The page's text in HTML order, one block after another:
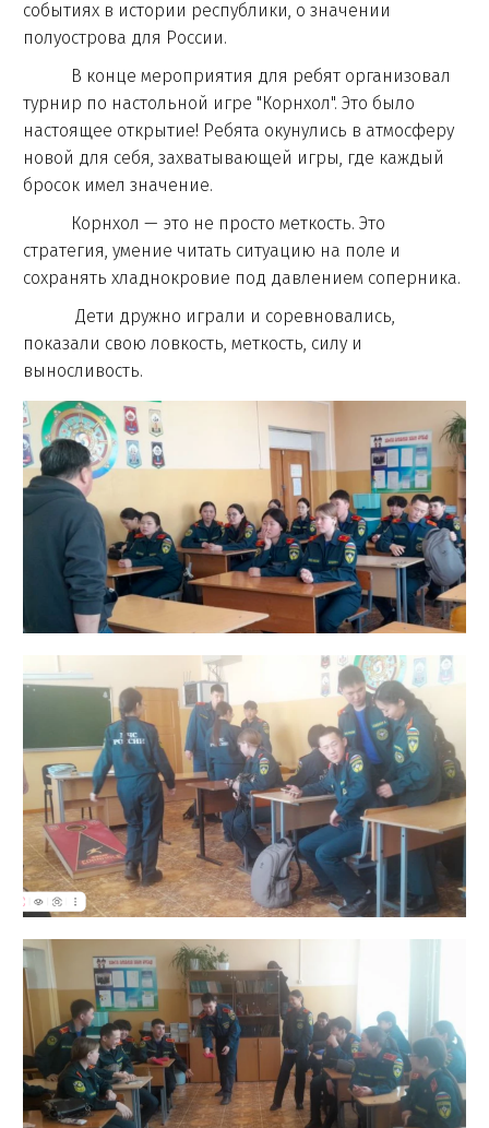
событиях в истории республики, о значении
полуострова для России.
В конце мероприятия для ребят организовал
турнир по настольной игре "Корнхол". Это было
настоящее открытие! Ребята окунулись в атмосферу
новой для себя, захватывающей игры, где каждый
бросок имел значение.
Корнхол — это не просто меткость. Это
стратегия, умение читать ситуацию на поле и
сохранять хладнокровие под давлением соперника.
Дети дружно играли и соревновались,
показали свою ловкость, меткость, силу и
выносливость.